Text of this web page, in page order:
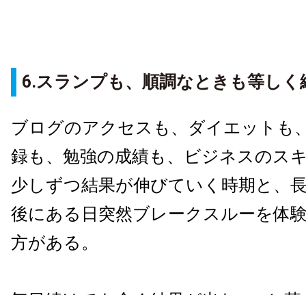
6.スランプも、順調なときも等しく
ブログのアクセスも、ダイエットも
録も、勉強の成績も、ビジネスのス
少しずつ結果が伸びていく時期と、
後にある日突然ブレークスルーを体
方がある。